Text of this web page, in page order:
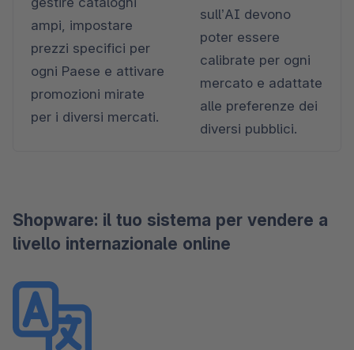
ampi, impostare
prezzi specifici per
ogni Paese e attivare
promozioni mirate
per i diversi mercati.
sull’AI devono
poter essere
calibrate per ogni
mercato e adattate
alle preferenze dei
diversi pubblici.
Shopware: il tuo sistema per vendere a
livello internazionale online